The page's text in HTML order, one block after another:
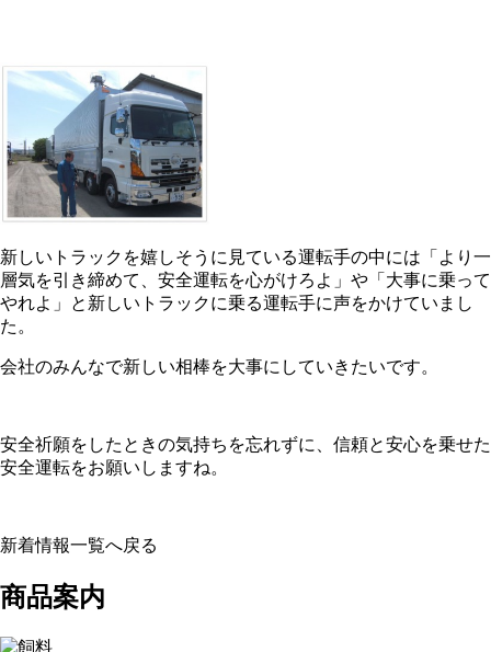
新しいトラックを嬉しそうに見ている運転手の中には「より一
層気を引き締めて、安全運転を心がけろよ」や「大事に乗って
やれよ」と新しいトラックに乗る運転手に声をかけていまし
た。
会社のみんなで新しい相棒を大事にしていきたいです。
安全祈願をしたときの気持ちを忘れずに、信頼と安心を乗せた
安全運転をお願いしますね。
新着情報一覧へ戻る
商品案内